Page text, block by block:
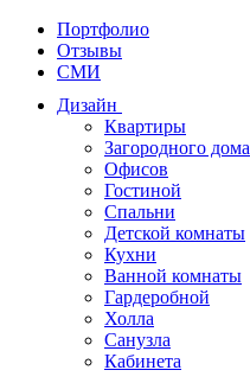
Портфолио
Отзывы
СМИ
Дизайн
Квартиры
Загородного дома
Офисов
Гостиной
Спальни
Детской комнаты
Кухни
Ванной комнаты
Гардеробной
Холла
Санузла
Кабинета